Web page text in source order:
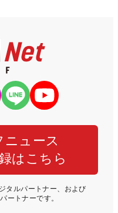
ニュース
はこちら
タルパートナー、および
ートナーです。